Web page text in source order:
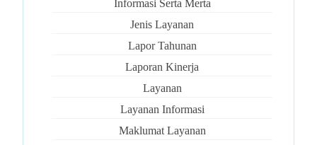
Informasi Serta Merta
Jenis Layanan
Lapor Tahunan
Laporan Kinerja
Layanan
Layanan Informasi
Maklumat Layanan